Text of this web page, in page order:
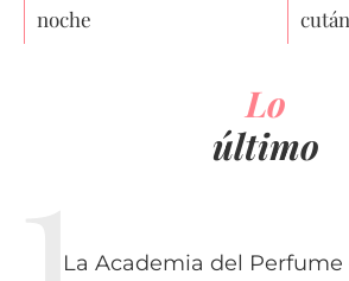
noche
Lo
último
La Academia del Perfume